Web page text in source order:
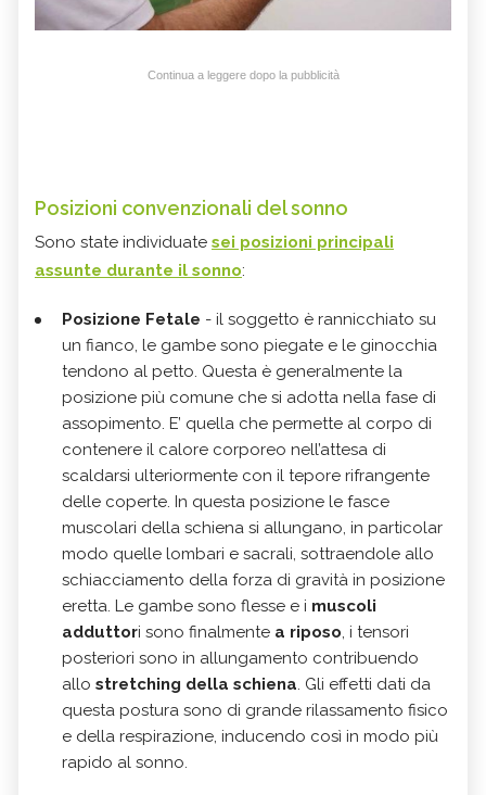
Continua a leggere dopo la pubblicità
Posizioni convenzionali del sonno
Sono state individuate sei posizioni principali
assunte durante il sonno:
Posizione Fetale - il soggetto è rannicchiato su
un fianco, le gambe sono piegate e le ginocchia
tendono al petto. Questa è generalmente la
posizione più comune che si adotta nella fase di
assopimento. E’ quella che permette al corpo di
contenere il calore corporeo nell’attesa di
scaldarsi ulteriormente con il tepore rifrangente
delle coperte. In questa posizione le fasce
muscolari della schiena si allungano, in particolar
modo quelle lombari e sacrali, sottraendole allo
schiacciamento della forza di gravità in posizione
eretta. Le gambe sono flesse e i muscoli
adduttori sono finalmente a riposo , i tensori
posteriori sono in allungamento contribuendo
allo stretching della schiena . Gli effetti dati da
questa postura sono di grande rilassamento fisico
e della respirazione, inducendo così in modo più
rapido al sonno.